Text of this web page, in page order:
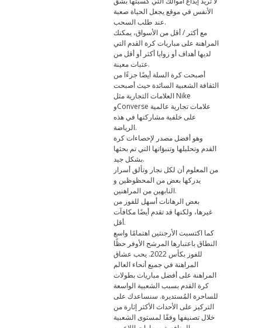
الأنفس في موقع يجعل الحياة صعبة
عند طلب السحب.
مع أكثر / أقل من الأسواق، يمكنك
المراهنة على مباريات كرة القدم التي
لديها أهداف أو زوايا أكثر أو أقل من
عتبات معينة.
أصبحت كرة السلة أيضًا جزءًا من
الثقافة الشعبية السائدة حيث أصبحت
العلامات التجارية مثل Nike
وConverse علامات تجارية عالمية
على خلفية مشاركتها في هذه
الرياضة.
وهو أفضل مصدر لإحصاءات كرة
القدم وتحليلها وتنبؤاتها التي تم بحثها
بشكل جيد.
من المعلوم أن لكل نجار وتألق أسرار
يدركها بعض من المحظوظين و
النابهين من المراهنين.
بعض الرهانات أسهل للفوز من
غيرها، ولكنها قد تقدم أيضًا مكافآت
أقل.
كما اكتسبت الأرجنتين اهتمامًا واسع
النطاق باعتبارها المرشح الأوفر حظًا
للفوز بكأس 2022. يحب عشاق
المراهنة في جميع أنحاء العالم
المراهنة على أفضل مباريات بطولات
كرة القدم بسبب الشعبية الواسعة
للساحرة المُستديرة. سنساعدك على
التركيز على الأحداث الأكثر إثارة من
خلال تصنيفها وفقًا لمستوى الشعبية